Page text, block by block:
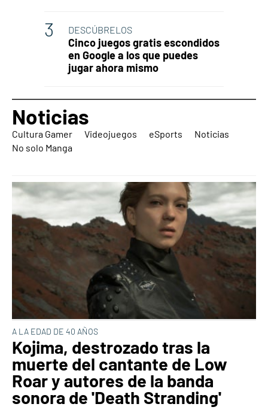
DESCÚBRELOS
Cinco juegos gratis escondidos
en Google a los que puedes
jugar ahora mismo
Noticias
Cultura Gamer Videojuegos eSports
Noticias
No solo Manga
A LA EDAD DE 40 AÑOS
Kojima, destrozado tras la
muerte del cantante de Low
Roar y autores de la banda
sonora de 'Death Stranding'